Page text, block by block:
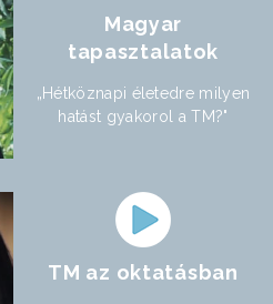
Magyar
tapasztalatok
„Hétköznapi életedre milyen
hatást gyakorol a TM?"
TM az oktatásban